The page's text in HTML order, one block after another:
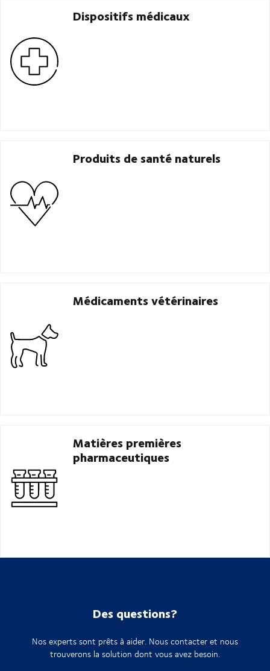
Dispositifs médicaux
Produits de santé naturels
Médicaments vétérinaires
Matières premières
pharmaceutiques
Des questions?
Nos experts sont prêts à aider. Nous contacter et nous
trouverons la solution dont vous avez besoin.